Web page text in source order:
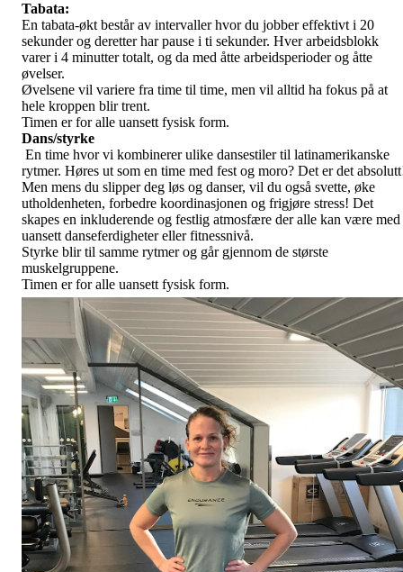
Tabata:
En tabata-økt består av intervaller hvor du jobber effektivt i 20
sekunder og deretter har pause i ti sekunder. Hver arbeidsblokk
varer i 4 minutter totalt, og da med åtte arbeidsperioder og åtte
øvelser.
Øvelsene vil variere fra time til time, men vil alltid ha fokus på at
hele kroppen blir trent.
Timen er for alle uansett fysisk form.
Dans/styrke
En time hvor vi kombinerer ulike dansestiler til latinamerikanske
rytmer. Høres ut som en time med fest og moro? Det er det
Men mens du slipper deg løs og danser, vil du også svette, øke
utholdenheten, forbedre koordinasjonen og frigjøre stress! Det
skapes en inkluderende og festlig atmosfære der alle kan være med
uansett danseferdigheter eller fitnessnivå.
Styrke blir til samme rytmer og går gjennom de største
muskelgruppene.
Timen er for alle uansett fysisk form.